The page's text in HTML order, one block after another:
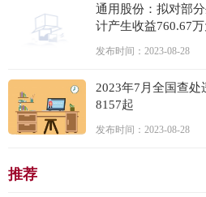
通用股份：拟对部
计产生收益760.67
发布时间：2023-08-28
2023年7月全国查
8157起
发布时间：2023-08-28
推荐